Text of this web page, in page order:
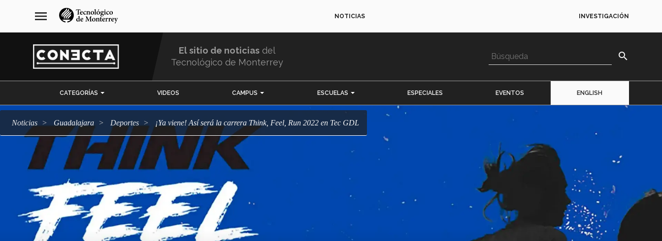
navegación
principal
menu NOTICIAS INVESTIGACIÓN
El sitio de noticias del
Tecnológico de Monterrey
search
CATEGORÍAS VIDEOS CAMPUS ESCUELAS ESPECIALES EVENTOS ENGLISH
Noticias Guadalajara deportes ¡Ya viene! Así será la carrera Think, Feel, Run 2022 en Tec GDL